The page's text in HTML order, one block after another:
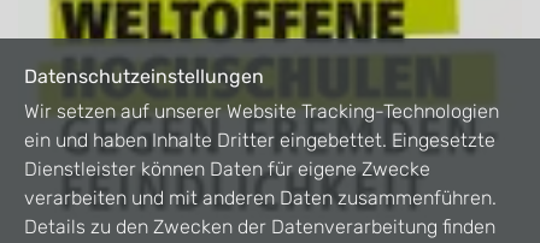
Datenschutzeinstellungen
Wir setzen auf unserer Website Tracking-Technologien
ein und haben Inhalte Dritter eingebettet. Eingesetzte
Dienstleister können Daten für eigene Zwecke
verarbeiten und mit anderen Daten zusammenführen.
Details zu den Zwecken der Datenverarbeitung finden